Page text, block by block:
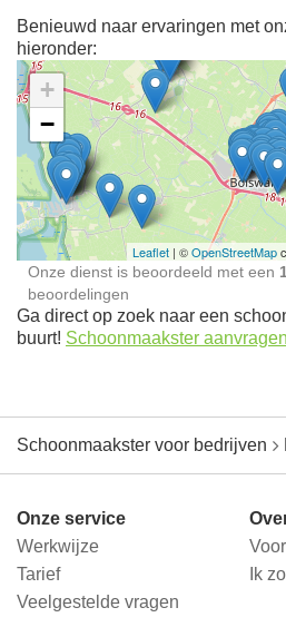
Benieuwd naar ervaringen met
hieronder:
Ontdek meer
Schoonmaakster
jou in de buurt
+
−
Leaflet | ©OpenStreetMap
Onze dienst is beoordeeld met een
beoordelingen
Ga direct op zoek naar een
buurt! Schoonmaakster aanvragen
Schoonmaakster voor bedrijven
Onze service
Werkwijze
Tarief
Veelgestelde vragen
Ik